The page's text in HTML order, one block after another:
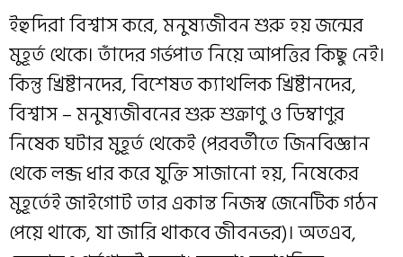
ইহুদিরা বিশ্বাস করে, মনুষ্যজীবন শুরু হয় জন্মের
মুহূর্ত থেকে। তাঁদের গর্ভপাত নিয়ে আপত্তির কিছু নেই।
কিন্তু খ্রিষ্টানদের, বিশেষত ক্যাথলিক খ্রিষ্টানদের,
বিশ্বাস – মনুষ্যজীবনের শুরু শুক্রাণু ও ডিম্বাণুর
নিষেক ঘটার মুহূর্ত থেকেই (পরবর্তীতে জিনবিজ্ঞান
থেকে লব্জ ধার করে যুক্তি সাজানো হয়, নিষেকের
মুহূর্তেই জাইগোট তার একান্ত নিজস্ব জেনেটিক গঠন
পেয়ে থাকে, যা জারি থাকবে জীবনভর)। অতএব,